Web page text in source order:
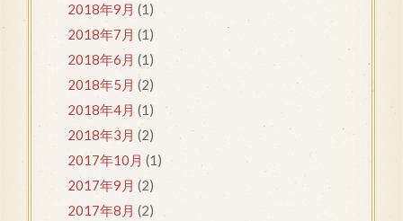
2018年9月 (1)
2018年7月 (1)
2018年6月 (1)
2018年5月 (2)
2018年4月 (1)
2018年3月 (2)
2017年10月 (1)
2017年9月 (2)
2017年8月 (2)